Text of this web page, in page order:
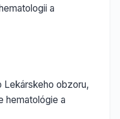
a
obzoru,
hematológie a